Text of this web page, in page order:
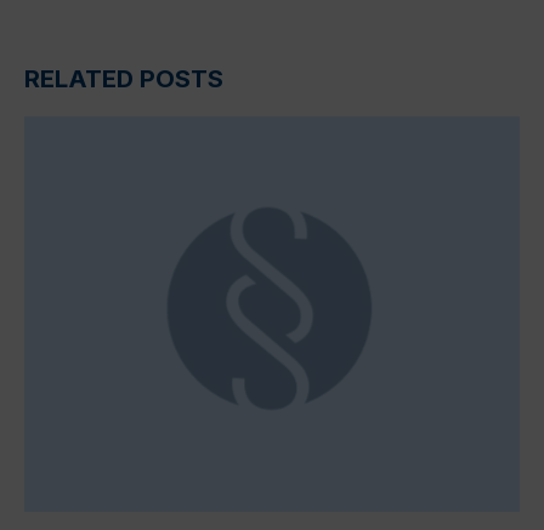
RELATED POSTS